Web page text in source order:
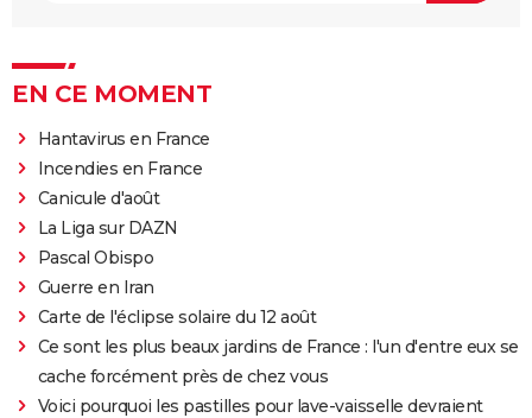
EN CE MOMENT
Hantavirus en France
Incendies en France
Canicule d'août
La Liga sur DAZN
Pascal Obispo
Guerre en Iran
Carte de l'éclipse solaire du 12 août
Ce sont les plus beaux jardins de France : l'un d'entre eux se
cache forcément près de chez vous
Voici pourquoi les pastilles pour lave-vaisselle devraient